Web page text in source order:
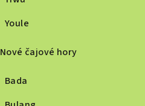
Youle
Nové čajové hory
Bada